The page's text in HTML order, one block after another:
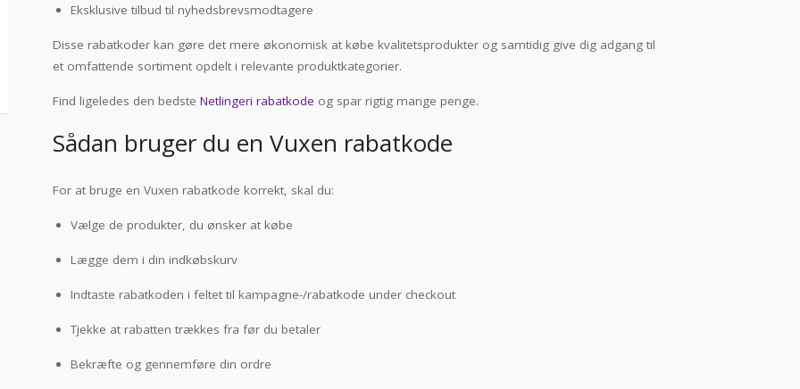
Eksklusive tilbud til nyhedsbrevsmodtagere
Disse rabatkoder kan gøre det mere økonomisk at købe kvalitetsprodukter og samtidig give dig adgang til
et omfattende sortiment opdelt i relevante produktkategorier.
Find ligeledes den bedste Netlingeri rabatkode og spar rigtig mange penge.
Sådan bruger du en Vuxen rabatkode
For at bruge en Vuxen rabatkode korrekt, skal du:
Vælge de produkter, du ønsker at købe
Lægge dem i din indkøbskurv
Indtaste rabatkoden i feltet til kampagne-/rabatkode under checkout
Tjekke at rabatten trækkes fra før du betaler
Bekræfte og gennemføre din ordre